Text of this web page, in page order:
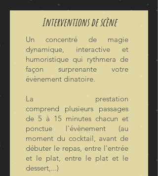
Interventions de scène
Un concentré de magie
dynamique, interactive et
humoristique qui rythmera de
façon surprenante votre
évènement dinatoire.
La prestation
comprend plusieurs passages
de 5 à 15 minutes chacun et
ponctue l'évènement (au
moment du cocktail, avant de
débuter le repas, entre l'entrée
et le plat, entre le plat et le
dessert,...)